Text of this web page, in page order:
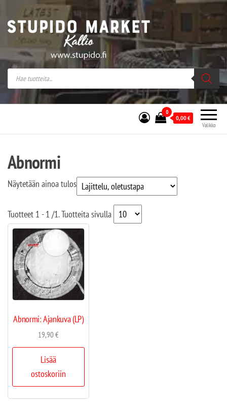
Stupido Market – verkossa ja kivijalassa
Stupido Market on vaihtoehtomusaan
erikoistunut verkko- sekä
kivijalkakauppa Helsingissä Kallion
sydämessä.
Valikko
0
0,00€
Abnormi
Näytetään ainoa tulos
Tuotteet 1 - 1 /1. Tuotteita sivulla
Abnormi: Ajankuva (LP)
19,90€
Lisää
ostoskoriin